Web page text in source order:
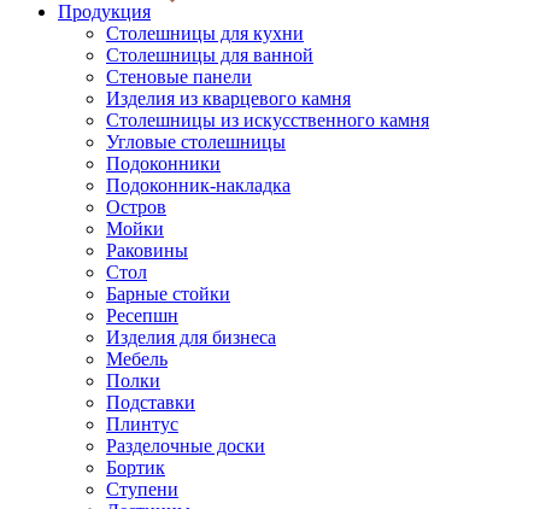
Продукция
Столешницы для кухни
Столешницы для ванной
Стеновые панели
Изделия из кварцевого камня
Столешницы из искусственного камня
Угловые столешницы
Подоконники
Подоконник-накладка
Остров
Мойки
Раковины
Стол
Барные стойки
Ресепшн
Изделия для бизнеса
Мебель
Полки
Подставки
Плинтус
Разделочные доски
Бортик
Ступени